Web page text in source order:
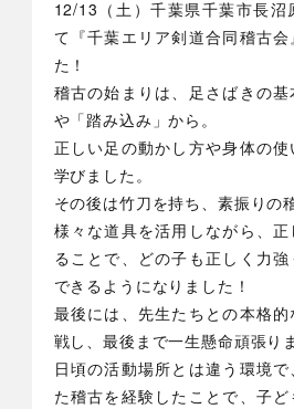
12/13（土）千葉県千葉市長沼
て『千葉エリア剣道合同稽古
た！
稽古の始まりは、足さばきの基
や「踏み込み」から。
正しい足の動かし方や身体の
学びました。
その後は竹刀を持ち、素振りの
様々な道具を活用しながら、
ることで、どの子も正しく力
できるようになりました！
最後には、先生たちとの本格
戦し、最後まで一生懸命頑張り
日頃の活動場所とは違う環境
た稽古を経験したことで、子ど